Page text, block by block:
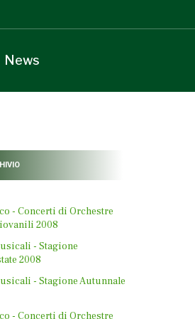
News
- Concerti di Orchestre
2008
- Stagione
2008
- Stagione Autunnale
- Concerti di Orchestre